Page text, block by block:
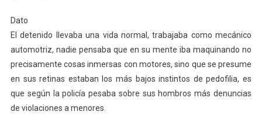
Dato
El detenido llevaba una vida normal, trabajaba como mecánico
automotriz, nadie pensaba que en su mente iba maquinando no
precisamente cosas inmersas con motores, sino que se presume
en sus retinas estaban los más bajos instintos de pedofilia, es
que según la policía pesaba sobre sus hombros más denuncias
de violaciones a menores.